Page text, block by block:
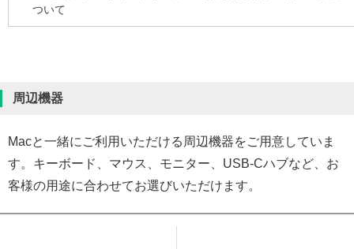
ついて
周辺機器
Macと一緒にご利用いただける周辺機器をご用意していま
す。キーボード、マウス、モニター、USB-Cハブなど、お
客様の用途に合わせてお選びいただけます。